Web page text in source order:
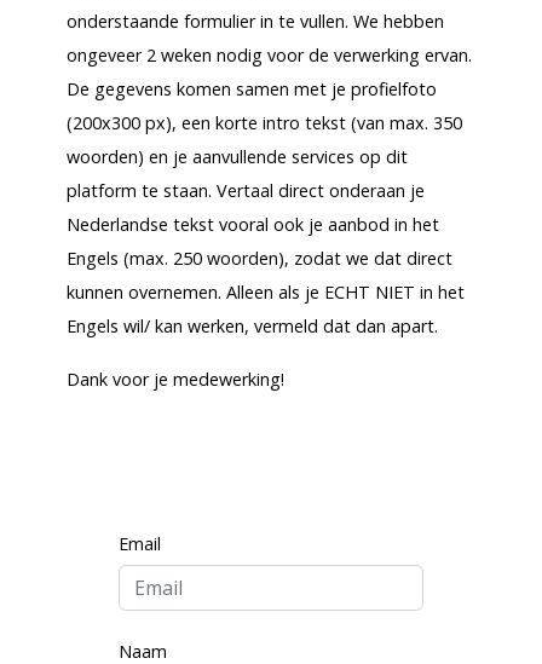
onderstaande formulier in te vullen. We hebben
ongeveer 2 weken nodig voor de verwerking ervan.
De gegevens komen samen met je profielfoto
(200x300 px), een korte intro tekst (van max. 350
woorden) en je aanvullende services op dit
platform te staan. Vertaal direct onderaan je
Nederlandse tekst vooral ook je aanbod in het
Engels (max. 250 woorden), zodat we dat direct
kunnen overnemen. Alleen als je ECHT NIET in het
Engels wil/ kan werken, vermeld dat dan apart.
Dank voor je medewerking!
Email
Naam